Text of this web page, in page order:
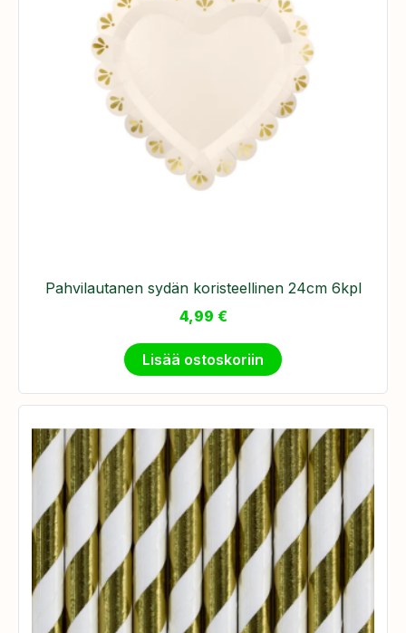
Pahvilautanen sydän koristeellinen 24cm 6kpl
4,99 €
Lisää ostoskoriin